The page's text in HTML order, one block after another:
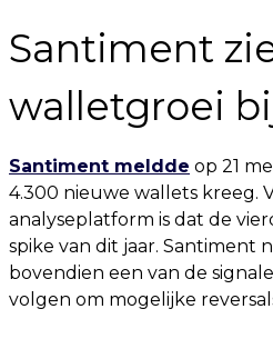
Santiment
walletgroei
Santiment meldde op 21
4.300 nieuwe wallets kreeg.
analyseplatform is dat de
spike van dit jaar.
bovendien een van de
volgen om mogelijke